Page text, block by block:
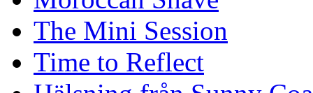
The Mini Session
Time to Reflect